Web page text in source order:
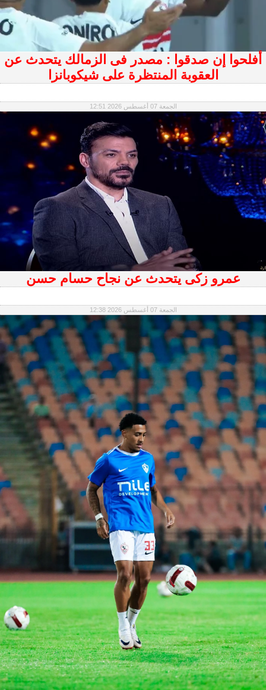
أفلحوا إن صدقوا : مصدر فى الزمالك يتحدث عن
العقوبة المنتظرة على شيكوبانزا
الجمعة 07 أغسطس 2026 12:51
عمرو زكى يتحدث عن نجاح حسام حسن
الجمعة 07 أغسطس 2026 12:38